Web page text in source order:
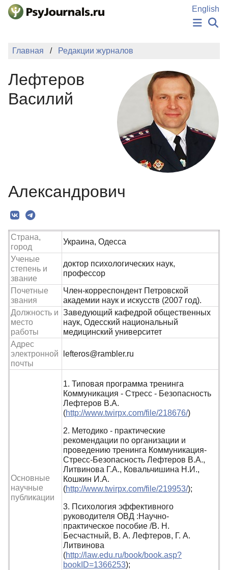
Перейти к основному содержанию
English
НОВОСТИ
ПОДАТЬ РУКОПИСЬ
БАЗА ЗНАНИЙ
КЛЮЧЕВЫЕ СЛОВА
Вход
Главная Редакции журналов
Лефтеров
Василий
Александрович
Страна,
город
Украина, Одесса
Ученые
степень и
звание
доктор психологических наук,
профессор
Почетные
звания
Член-корреспондент Петровской
академии наук и искусств (2007 год).
Должность и
место
работы
Заведующий кафедрой общественных
наук, Одесский национальный
медицинский университет
Адрес
электронной
почты
lefteros@rambler.ru
Основные
научные
публикации
1. Типовая программа тренинга
Коммуникация - Стресс - Безопасность
Лефтеров В.А.
(http://www.twirpx.com/file/218676/)
2. Методико - практические
рекомендации по организации и
проведению тренинга Коммуникация-
Стресс-Безопасность Лефтеров В.А.,
Литвинова Г.А., Ковальчишина Н.И.,
Кошкин И.А.
(http://www.twirpx.com/file/219953/);
3. Психология эффективного
руководителя ОВД :Научно-
практическое пособие /В. Н.
Бесчастный, В. А. Лефтеров, Г. А.
Литвинова
(http://law.edu.ru/book/book.asp?
bookID=1366253);